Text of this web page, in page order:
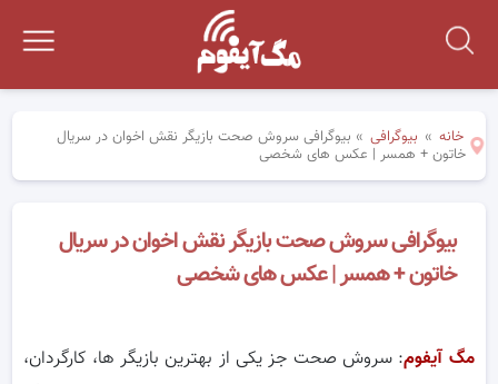
خانه » بیوگرافی » بیوگرافی سروش صحت بازیگر نقش اخوان در سریال
خاتون + همسر | عکس های شخصی
بیوگرافی سروش صحت بازیگر نقش اخوان در سریال
خاتون + همسر | عکس های شخصی
مگ آیفوم: سروش صحت جز یکی از بهترین بازیگر ها، کارگردان،